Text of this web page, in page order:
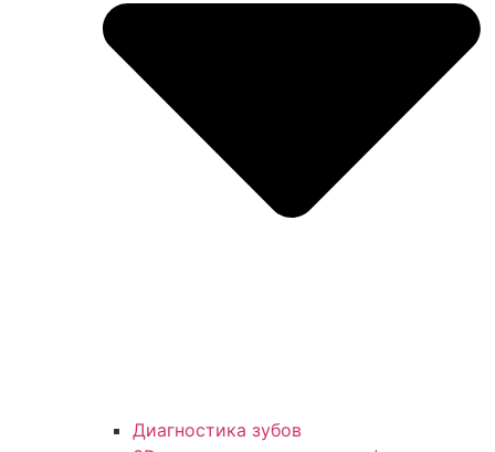
Диагностика зубов